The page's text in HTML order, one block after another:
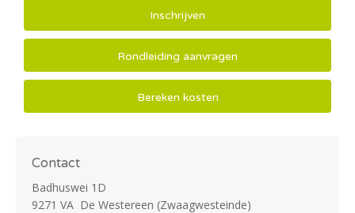
Inschrijven
Rondleiding aanvragen
Bereken kosten
Contact
Badhuswei 1D
9271 VA De Westereen (Zwaagwesteinde)